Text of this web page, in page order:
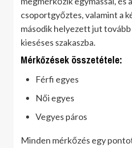
csoportgyőztes, valamint a
második helyezett jut tovább
kieséses szakaszba.
Mérkőzések összetétele:
Férfi egyes
Női egyes
Vegyes páros
Minden mérkőzés egy